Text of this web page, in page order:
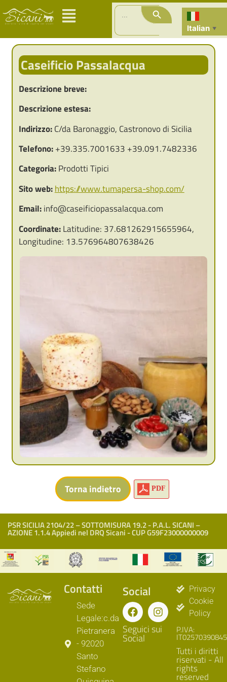
Search
for:
Search Button
Italian ▼
Caseificio Passalacqua
Descrizione breve:
Descrizione estesa:
Indirizzo:C/da Baronaggio, Castronovo di Sicilia
Telefono:+39.335.7001633 +39.091.7482336
Categoria:Prodotti Tipici
Sito web: https://www.tumapersa-shop.com/
Email:info@caseificiopassalacqua.com
Coordinate:Latitudine: 37.681262915655964,
Longitudine: 13.576964807638426
PDF
PSR SICILIA 2104/22 – SOTTOMISURA 19.2 - P.A.L. SICANI –
AZIONE 1.1.4 Appiedi nel DRQ Sicani - CUP G59F23000000009
Contatti
Sede
Legale:c.da
Pietranera
- 92020
Santo
Stefano
Social
Seguici sui
Social
Privacy
Cookie
Policy
P.IVA:
IT02570390845
Tutti i diritti
riservati - All
rights
reserved